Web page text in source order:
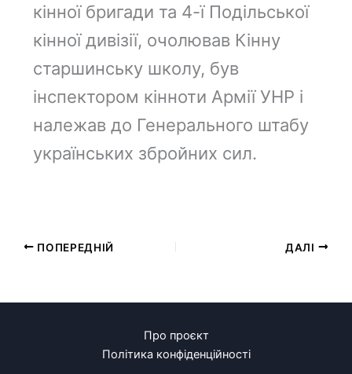
кінної бригади та 4-ї Подільської
кінної дивізії, очолював Кінну
старшинську школу, був
інспектором кінноти Армії УНР і
належав до Генерального штабу
українських збройних сил.
ПОПЕРЕДНІЙ ДАЛІ
Про проєкт
Політика конфіденційності